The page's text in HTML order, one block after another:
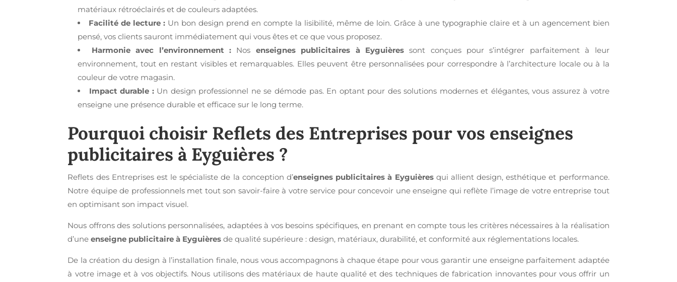
matériaux rétroéclairés et de couleurs adaptées.
Facilité de lecture : Un bon design prend en compte la lisibilité, même de loin. Grâce à une typographie claire et à un agencement bien
pensé, vos clients sauront immédiatement qui vous êtes et ce que vous proposez.
Harmonie avec l’environnement :Nos enseignes publicitaires à Eyguièressont conçues pour s’intégrer parfaitement à leur
environnement, tout en restant visibles et remarquables. Elles peuvent être personnalisées pour correspondre à l’architecture locale ou à la
couleur de votre magasin.
Impact durable :Un design professionnel ne se démode pas. En optant pour des solutions modernes et élégantes, vous assurez à votre
enseigne une présence durable et efficace sur le long terme.
Pourquoi choisir Reflets des Entreprises pour vos enseignes
publicitaires à Eyguières ?
Reflets des Entreprises est le spécialiste de la conception d’enseignes publicitaires à Eyguièresqui allient design, esthétique et performance.
Notre équipe de professionnels met tout son savoir-faire à votre service pour concevoir une enseigne qui reflète l’image de votre entreprise tout
en optimisant son impact visuel.
Nous offrons des solutions personnalisées, adaptées à vos besoins spécifiques, en prenant en compte tous les critères nécessaires à la réalisation
d’uneenseigne publicitaire à Eyguières de qualité supérieure : design, matériaux, durabilité, et conformité aux réglementations locales.
De la création du design à l’installation finale, nous vous accompagnons à chaque étape pour vous garantir une enseigne parfaitement adaptée
à votre image et à vos objectifs. Nous utilisons des matériaux de haute qualité et des techniques de fabrication innovantes pour vous offrir un